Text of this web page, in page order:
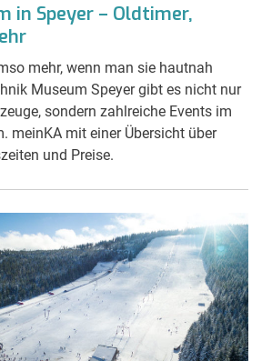
in Speyer – Oldtimer,
mehr, wenn man sie hautnah
Museum Speyer gibt es nicht nur
sondern zahlreiche Events im
meinKA mit einer Übersicht über
und Preise.